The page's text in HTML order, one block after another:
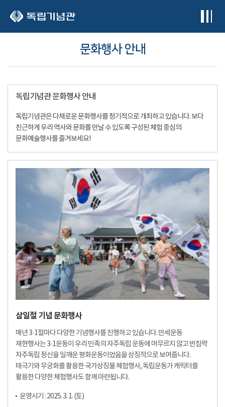
문화행사 안내
독립기념관 문화행사 안내
독립기념관은 다채로운 문화행사를 정기적으로 개최하고 있습니다. 보다
친근하게 우리 역사와 문화를 만날 수 있도록 구성된 체험 중심의
문화예술행사를 즐겨보세요!
삼일절 기념 문화행사
매년 3·1절마다 다양한 기념행사를 진행하고 있습니다. 만세운동
재현행사는 3·1운동이 우리 민족의 자주독립 운동에 머무르지 않고 반침략
자주독립 정신을 일깨운 평화운동이었음을 상징적으로 보여줍니다.
태극기와 무궁화를 활용한 국가상징물 체험행사, 독립운동가 캐릭터를
활용한 다양한 체험행사도 함께 마련됩니다.
운영시기 : 2025. 3. 1. (토)